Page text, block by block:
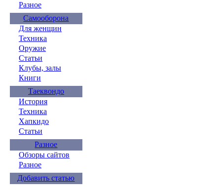
Разное
Самооборона
Для женщин
Техника
Оружие
Статьи
Клубы, залы
Книги
Таеквондо
История
Техника
Хапкидо
Статьи
Разное
Обзоры сайтов
Разное
Добавить статью